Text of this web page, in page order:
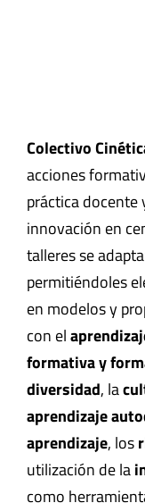
Colectivo
acciones
práctica docente
innovación en
talleres se
permitiéndoles
en modelos y
con el
formativa y
diversidad, la
aprendizaje
aprendizaje, los
utilización de la
como